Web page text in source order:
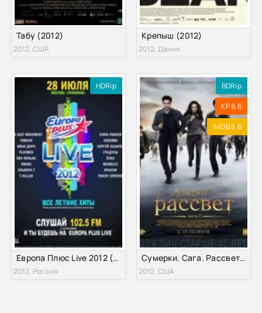
Табу (2012)
2012, США
Крепыш (2012)
2012, Дания
HDRip
Европа Плюс Live 2012 (2012)
2012, Россия
BDRip
KP 6.6
IMDB 5.6
Сумерки. Сага. Рассвет: Часть 2 (2012)
2012, США